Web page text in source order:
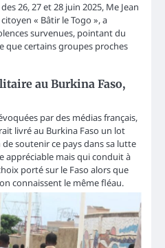
26, 27 et 28 juin 2025, Me Jean
« Bâtir le Togo », a
survenues, pointant du
que certains groupes proches
au Burkina Faso,
par des médias français,
livré au Burkina Faso un lot
soutenir ce pays dans sa lutte
appréciable mais qui conduit à
porté sur le Faso alors que
connaissent le même fléau.